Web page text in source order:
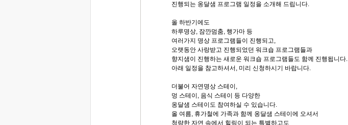
진행되는 옹달샘 프로그램 일정을 소개해 드립니다.
올 하반기에도
하루명상, 잠깐멈춤, 행가마 등
여러가지 명상 프로그램들이 진행되고,
오랫동안 사랑받고 진행되었던 워크숍 프로그램들과
향지샘이 진행하는 새로운 워크숍 프로그램들도 함께 진행됩니다.
아래 일정을 참고하셔서, 미리 신청하시기 바랍니다.
더불어 자연명상 스테이,
멍 스테이, 음식 스테이 등 다양한
옹달샘 스테이도 참여하실 수 있습니다.
올 여름, 휴가철에 가족과 함께 옹달샘 스테이에 오셔서
청량한 자연 속에서 힐링이 되는 특별하고도